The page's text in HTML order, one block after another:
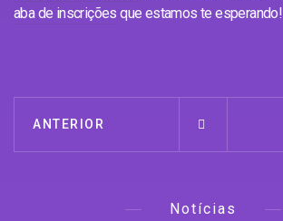
aba de inscrições que estamos te esperando!
ANTERIOR
Notícias